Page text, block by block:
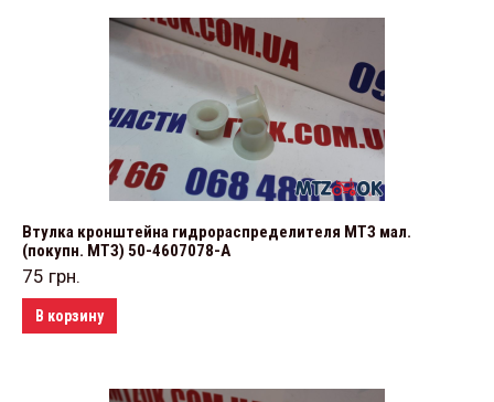
Втулка кронштейна гидрораспределителя МТЗ мал.
(покупн. МТЗ) 50-4607078-А
75 грн.
В корзину